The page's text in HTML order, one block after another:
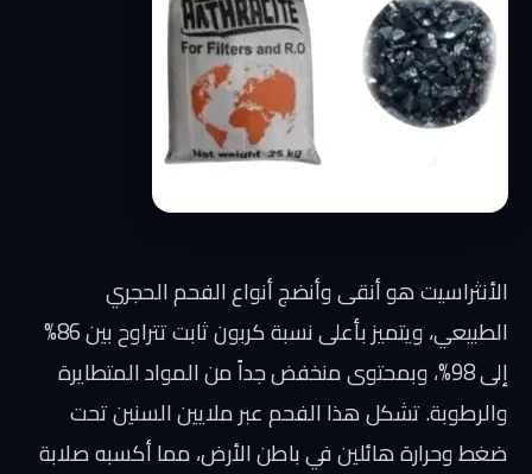
الأنثراسيت هو أنقى وأنضج أنواع الفحم الحجري
الطبيعي، ويتميز بأعلى نسبة كربون ثابت تتراوح بين 86%
إلى 98%، وبمحتوى منخفض جداً من المواد المتطايرة
والرطوبة. تشكل هذا الفحم عبر ملايين السنين تحت
ضغط وحرارة هائلين في باطن الأرض، مما أكسبه صلابة